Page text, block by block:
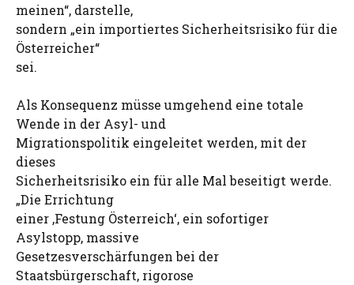
meinen“, darstelle,
sondern „ein importiertes Sicherheitsrisiko für die
Österreicher“
sei.
Als Konsequenz müsse umgehend eine totale
Wende in der Asyl- und
Migrationspolitik eingeleitet werden, mit der
dieses
Sicherheitsrisiko ein für alle Mal beseitigt werde.
„Die Errichtung
einer ‚Festung Österreich‘, ein sofortiger
Asylstopp, massive
Gesetzesverschärfungen bei der
Staatsbürgerschaft, rigorose